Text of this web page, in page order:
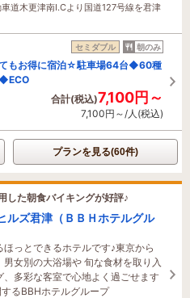
道木更津南I.Cより国道127号線を君津
セミダブル 朝のみ
もお得に宿泊☆駐車場64台◆60種
合計(税込)7,100円～
7,100円～/人(税込)
プランを見る(60件)
した朝食バイキングが好評♪
ルズ君津（ＢＢＨホテルグル
っとできるホテルです♪東京から
男女別の大浴場や 旬な食材を取り入
、多彩な客室で心地よく過ごせます
るBBHホテルグループ
います